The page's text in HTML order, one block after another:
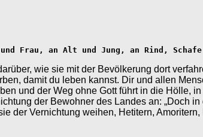
Frau, an Alt und Jung, an Rind,
wie sie mit der Bevölkerung dort
damit du leben kannst. Dir und allen
und der Weg ohne Gott führt in die Hölle,
der Bewohner des Landes an: „Doch
der Vernichtung weihen, Hetitern,